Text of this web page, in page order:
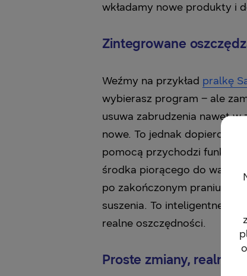
wkładamy nowe produkty i
Zintegrowane
Weźmy na przykład pralkę
wybierasz program – ale
usuwa zabrudzenia nawet w
nowe. To jednak dopiero
pomocą przychodzi funkcja
środka piorącego do wagi
po zakończonym praniu
suszenia. To inteligentne i
realne oszczędności.
Proste zmiany, realne